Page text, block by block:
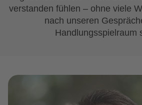
verstanden fühlen – ohne viele
nach unseren
Handlungsspielraum